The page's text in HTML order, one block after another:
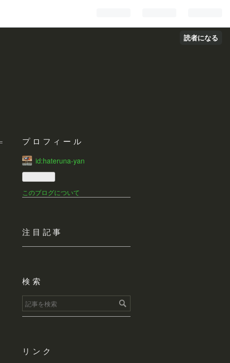
読者になる
プロフィール
id:hateruna-yan
このブログについて
注目記事
検索
リンク